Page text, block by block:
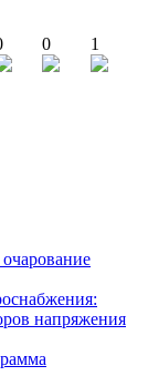
0 1
напряжения